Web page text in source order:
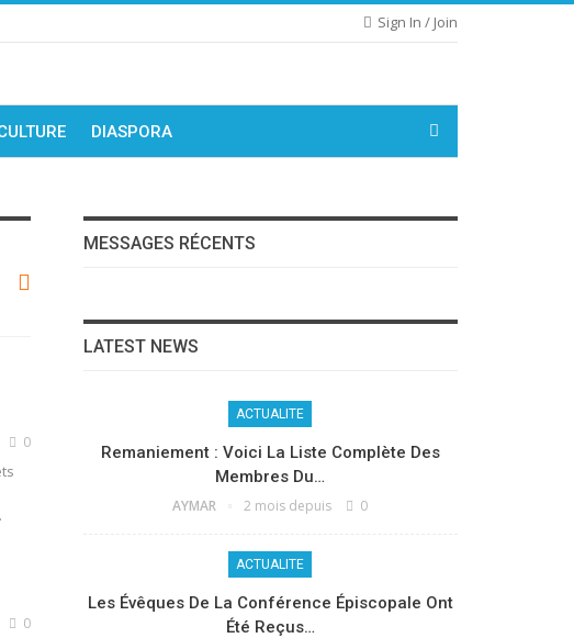
Sign In / Join
DIASPORA
0
0
MESSAGES RÉCENTS
LATEST NEWS
ACTUALITE
Remaniement : Voici La Liste Complète Des
Membres Du…
AYMAR 2 mois depuis 0
ACTUALITE
Les Évêques De La Conférence Épiscopale Ont
Été Reçus…